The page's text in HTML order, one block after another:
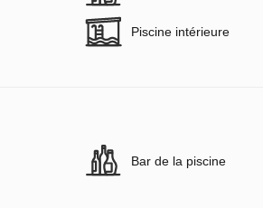
Piscine intérieure
Bar de la piscine